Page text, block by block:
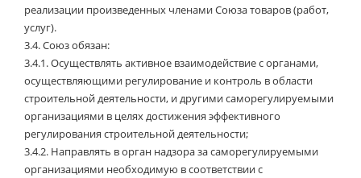
реализации произведенных членами Союза товаров (работ,
услуг).
3.4.Союз обязан:
3.4.1.Осуществлять активное взаимодействие с органами,
осуществляющими регулирование и контроль в области
строительной деятельности, и другими саморегулируемыми
организациями в целях достижения эффективного
регулирования строительной деятельности;
3.4.2. Направлять в орган надзора за саморегулируемыми
организациями необходимую в соответствии с